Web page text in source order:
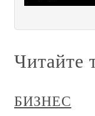
Читайте
БИЗНЕС